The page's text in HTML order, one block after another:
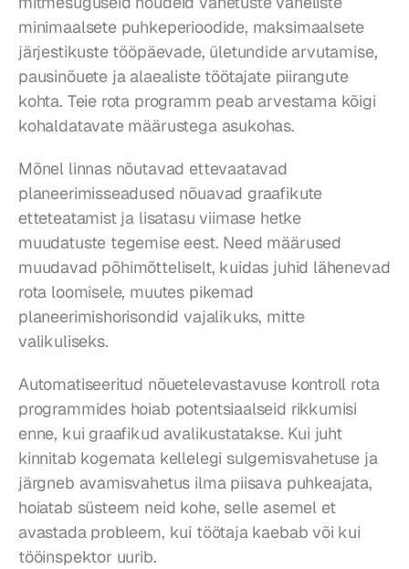
minimaalsete puhkeperioodide, maksimaalsete
järjestikuste tööpäevade, ületundide arvutamise,
pausinõuete ja alaealiste töötajate piirangute
kohta. Teie rota programm peab arvestama kõigi
kohaldatavate määrustega asukohas.
Mõnel linnas nõutavad ettevaatavad
planeerimisseadused nõuavad graafikute
etteteatamist ja lisatasu viimase hetke
muudatuste tegemise eest. Need määrused
muudavad põhimõtteliselt, kuidas juhid lähenevad
rota loomisele, muutes pikemad
planeerimishorisondid vajalikuks, mitte
valikuliseks.
Automatiseeritud nõuetelevastavuse kontroll rota
programmides hoiab potentsiaalseid rikkumisi
enne, kui graafikud avalikustatakse. Kui juht
kinnitab kogemata kellelegi sulgemisvahetuse ja
järgneb avamisvahetus ilma piisava puhkeajata,
hoiatab süsteem neid kohe, selle asemel et
avastada probleem, kui töötaja kaebab või kui
tööinspektor uurib.